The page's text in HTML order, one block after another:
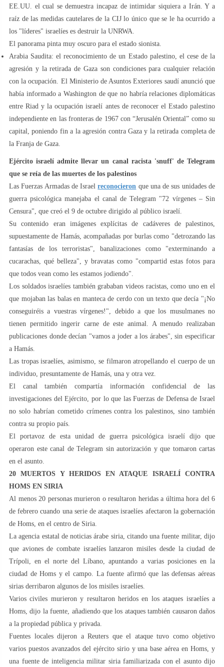
EE.UU. el cual se demuestra incapaz de intimidar siquiera a Irán. Y a
raíz de las medidas cautelares de la CIJ lo único que se le ha ocurrido a
los "líderes" israelíes es destruir la UNRWA.
El panorama pinta muy oscuro para el estado sionista.
Arabia Saudita: el reconocimiento de un Estado palestino, el cese de la
agresión y la retirada de Gaza son condiciones para cualquier relación
con la ocupación. El Ministerio de Asuntos Exteriores saudí anunció que
había informado a Washington de que no habría relaciones diplomáticas
entre Riad y la ocupación israelí antes de reconocer el Estado palestino
independiente en las fronteras de 1967 con “Jerusalén Oriental” como su
capital, poniendo fin a la agresión contra Gaza y la retirada completa de
la Franja de Gaza.
Ejército israelí admite llevar un canal racista 'snuff' de Telegram
que se reía de las muertes de los palestinos
Las Fuerzas Armadas de Israelreconocieron que una de sus unidades de
guerra psicológica manejaba el canal de Telegram "72 vírgenes – Sin
Censura", que creó el 9 de octubre dirigido al público israelí.
Su contenido eran imágenes explícitas de cadáveres de palestinos,
supuestamente de Hamás, acompañadas por burlas como "detrozando las
fantasías de los terroristas", banalizaciones como "exterminando a
cucarachas, qué belleza", y bravatas como "compartid estas fotos para
que todos vean como les estamos jodiendo".
Los soldados israelíes también grababan videos racistas, como uno en el
que mojaban las balas en manteca de cerdo con un texto que decía "¡No
conseguiréis a vuestras vírgenes!", debido a que los musulmanes no
tienen permitido ingerir carne de este animal. A menudo realizaban
publicaciones donde decían "vamos a joder a los árabes", sin especificar
a Hamás.
Las tropas israelíes, asimismo, se filmaron atropellando el cuerpo de un
individuo, presuntamente de Hamás, una y otra vez.
El canal también compartía información confidencial de las
investigaciones del Ejército, por lo que las Fuerzas de Defensa de Israel
no solo habrían cometido crímenes contra los palestinos, sino también
contra su propio país.
El portavoz de esta unidad de guerra psicológica israelí dijo que
operaron este canal de Telegram sin autorización y que tomaron cartas
en el asunto.
20 MUERTOS Y HERIDOS EN ATAQUE ISRAELÍ CONTRA
HOMS EN SIRIA
Al menos 20 personas murieron o resultaron heridas a última hora del 6
de febrero cuando una serie de ataques israelíes afectaron la gobernación
de Homs, en el centro de Siria.
La agencia estatal de noticias árabe siria, citando una fuente militar, dijo
que aviones de combate israelíes lanzaron misiles desde la ciudad de
Trípoli, en el norte del Líbano, apuntando a varias posiciones en la
ciudad de Homs y el campo. La fuente afirmó que las defensas aéreas
sirias derribaron algunos de los misiles israelíes.
Varios civiles murieron y resultaron heridos en los ataques israelíes a
Homs, dijo la fuente, añadiendo que los ataques también causaron daños
a la propiedad pública y privada.
Fuentes locales dijeron a Reuters que el ataque tuvo como objetivo
varios puestos avanzados del ejército sirio y una base aérea en Homs, y
una fuente de inteligencia militar siria familiarizada con el asunto dijo